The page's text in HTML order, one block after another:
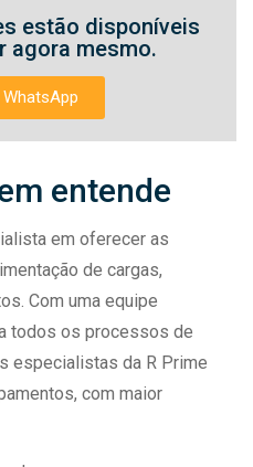
estão disponíveis
agora mesmo.
entende
em oferecer as
de cargas,
Com uma equipe
todos os processos de
especialistas da R Prime
com maior